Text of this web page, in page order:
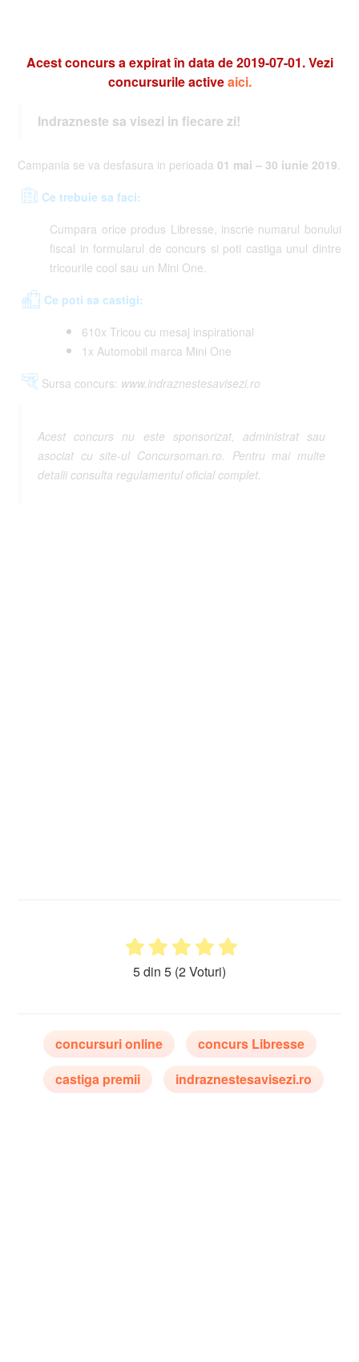
Acest concurs a expirat în data de 2019-07-01. Vezi
concursurile activeaici.
Indrazneste sa visezi in fiecare zi!
Campania se va desfasura in perioada01 mai – 30 iunie2019.
Ce trebuie sa faci:
Cumpara orice produs Libresse, inscrie numarul bonului
fiscal in formularul de concurs si poti castiga unul dintre
tricourile cool sau un Mini One.
Ce poti sa castigi:
610x Tricou cu mesaj inspirational
1x Automobil marca Mini One
Sursa concurs:www.indraznestesavisezi.ro
Acest concurs nu este sponsorizat, administrat sau
asociat cu site-ul Concursoman.ro. Pentru mai multe
detalii consulta regulamentul oficial complet.
5 din 5(2 Voturi)
concursuri online
concurs Libresse
castiga premii
indraznestesavisezi.ro